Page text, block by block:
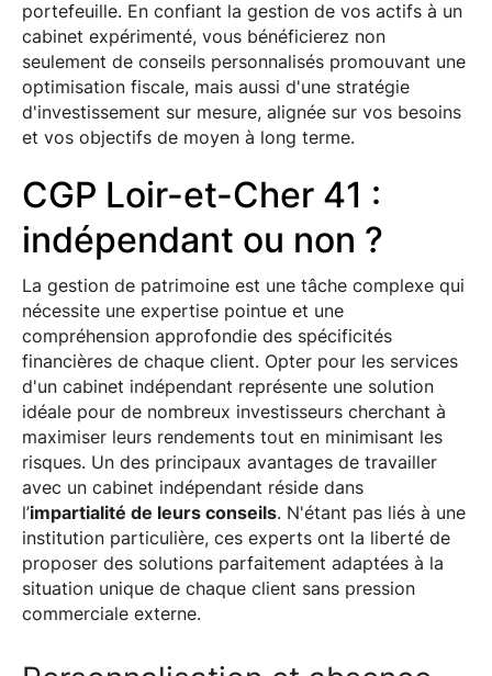
portefeuille. En confiant la gestion de vos actifs à un
cabinet expérimenté, vous bénéficierez non
seulement de conseils personnalisés promouvant une
optimisation fiscale, mais aussi d'une stratégie
d'investissement sur mesure, alignée sur vos besoins
et vos objectifs de moyen à long terme.
CGP Loir-et-Cher 41 :
indépendant ou non ?
La gestion de patrimoine est une tâche complexe qui
nécessite une expertise pointue et une
compréhension approfondie des spécificités
financières de chaque client. Opter pour les services
d'un cabinet indépendant représente une solution
idéale pour de nombreux investisseurs cherchant à
maximiser leurs rendements tout en minimisant les
risques. Un des principaux avantages de travailler
avec un cabinet indépendant réside dans
l’impartialité de leurs conseils. N'étant pas liés à une
institution particulière, ces experts ont la liberté de
proposer des solutions parfaitement adaptées à la
situation unique de chaque client sans pression
commerciale externe.